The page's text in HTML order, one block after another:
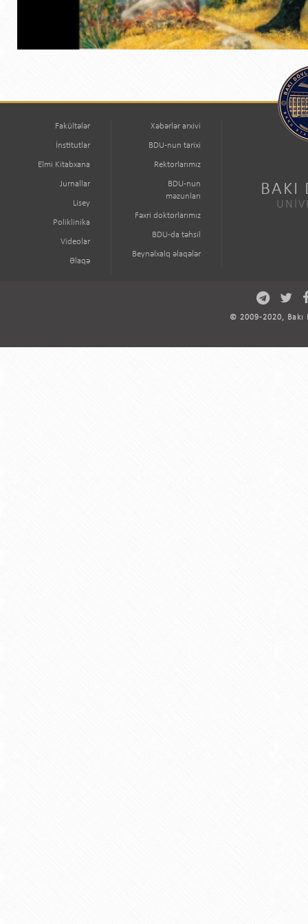
Fakültələr
İnstitutlar
Elmi Kitabxana
Jurnallar
Lisey
Poliklinika
Videolar
Əlaqə
Xəbərlər arxivi
BDU-nun tarixi
Rektorlarımız
BDU-nun
məzunları
Fəxri doktorlarımız
BDU-da təhsil
Beynəlxalq əlaqələr
BAKI
© 2009-2020,